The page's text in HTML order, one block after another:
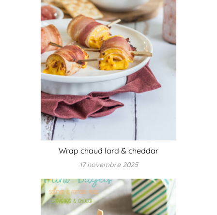
Wrap chaud lard & cheddar
17 novembre 2025